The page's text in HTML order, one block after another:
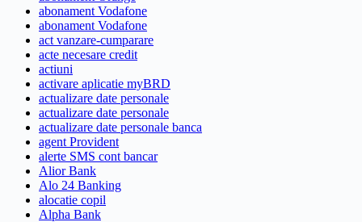
abonament Vodafone
abonament Vodafone
act vanzare-cumparare
acte necesare credit
actiuni
activare aplicatie myBRD
actualizare date personale
actualizare date personale
actualizare date personale banca
agent Provident
alerte SMS cont bancar
Alior Bank
Alo 24 Banking
alocatie copil
Alpha Bank